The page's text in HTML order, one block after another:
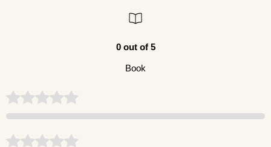
0 out of 5
Book